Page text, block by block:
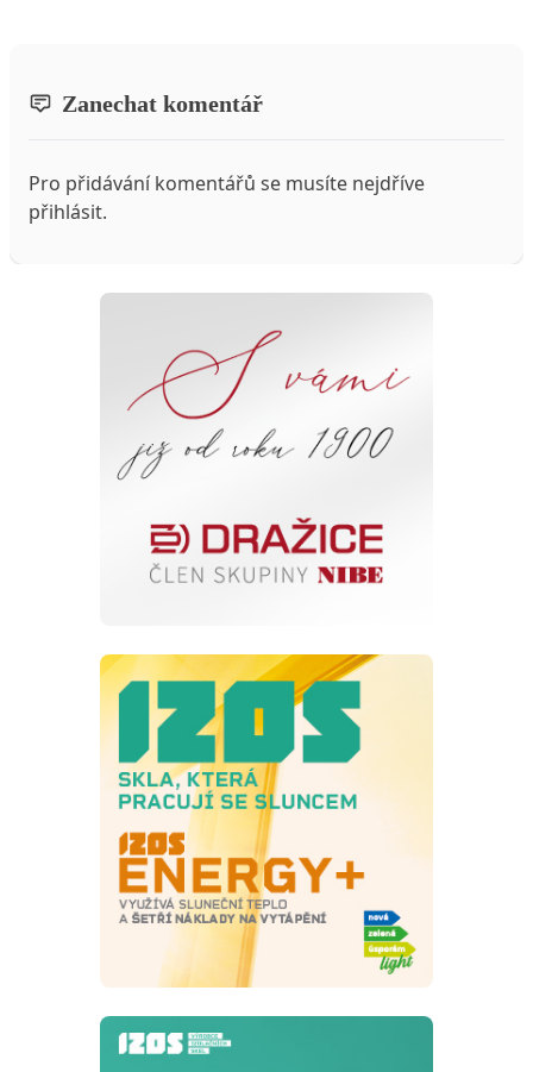
Zanechat komentář
Pro přidávání komentářů se musíte nejdříve
přihlásit.